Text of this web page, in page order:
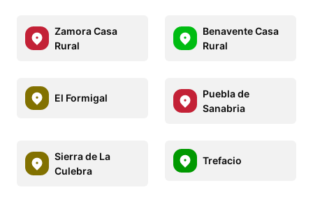
Zamora Casa
Rural
Benavente Casa
Rural
El Formigal
Puebla de
Sanabria
Sierra de La
Culebra
Trefacio